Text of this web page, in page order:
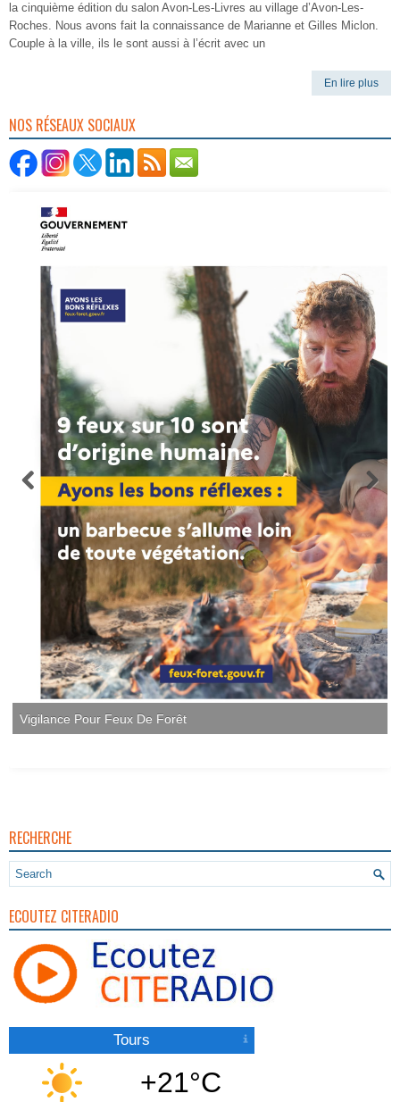
la cinquième édition du salon Avon-Les-Livres au village d’Avon-Les-
Roches. Nous avons fait la connaissance de Marianne et Gilles Miclon.
Couple à la ville, ils le sont aussi à l’écrit avec un
En lire plus
NOS RÉSEAUX SOCIAUX
Vigilance Pour Feux De Forêt
RECHERCHE
ECOUTEZ CITERADIO
Tours
+21°C